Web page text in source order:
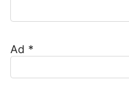
Ad *